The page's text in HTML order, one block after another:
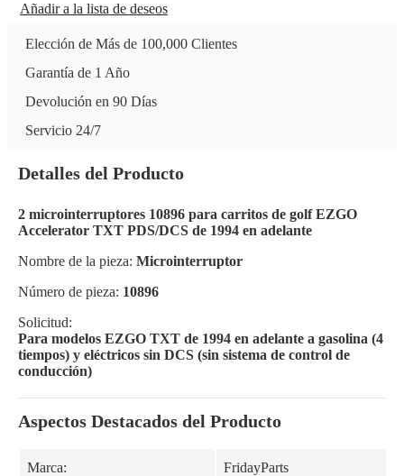
Añadir a la lista de deseos
Elección de Más de 100,000 Clientes
Garantía de 1 Año
Devolución en 90 Días
Servicio 24/7
Detalles del Producto
2 microinterruptores 10896 para carritos de golf EZGO
Accelerator TXT PDS/DCS de 1994 en adelante
Nombre de la pieza: Microinterruptor
Número de pieza: 10896
Solicitud:
Para modelos EZGO TXT de 1994 en adelante a gasolina (4
tiempos) y eléctricos sin DCS (sin sistema de control de
conducción)
Aspectos Destacados del Producto
Marca: FridayParts